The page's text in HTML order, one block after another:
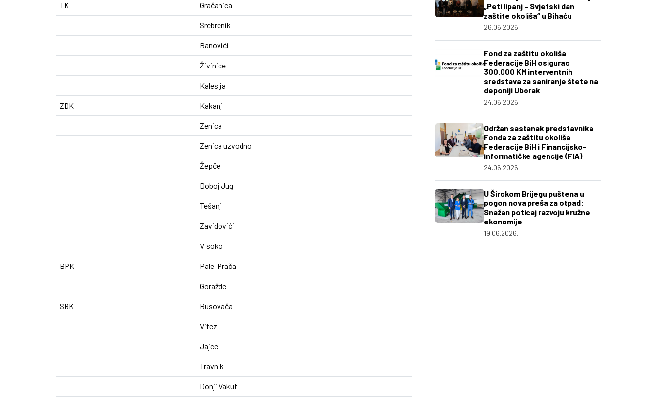
TK Gračanica
Srebrenik
Banovići
Živinice
Kalesija
ZDK Kakanj
Zenica
Zenica uzvodno
Žepče
Doboj Jug
Tešanj
Zavidovići
Visoko
BPK Pale-Prača
Goražde
SBK Busovača
Vitez
Jajce
Travnik
Donji Vakuf
„Peti lipanj – Svjetski dan
zaštite okoliša“ u Bihaću
26.06.2026.
Fond za zaštitu okoliša
Federacije BiH osigurao
300.000 KM interventnih
sredstava za saniranje štete na
deponiji Uborak
24.06.2026.
Održan sastanak predstavnika
Fonda za zaštitu okoliša
Federacije BiH i Financijsko-
informatičke agencije (FIA)
24.06.2026.
U Širokom Brijegu puštena u
pogon nova preša za otpad:
Snažan poticaj razvoju kružne
ekonomije
19.06.2026.